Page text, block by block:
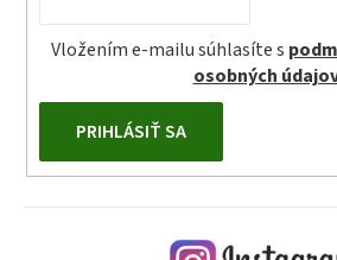
Vložením e-mailu súhlasíte s
osobných
PRIHLÁSIŤ SA